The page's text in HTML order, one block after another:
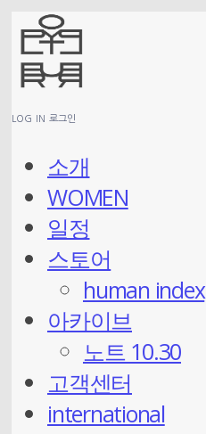
LOG IN 로그인
소개
WOMEN
일정
스토어
human index
아카이브
노트 10.30
고객센터
international